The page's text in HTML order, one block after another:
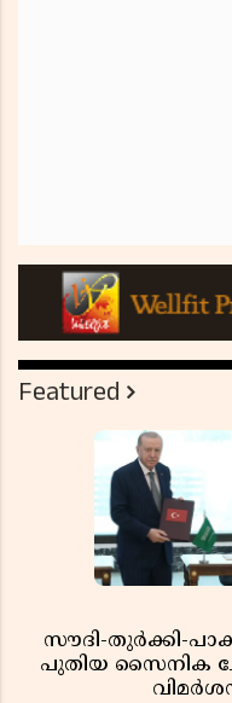
Featured
സൗദി-തുർക്കി-
പുതിയ സൈനിക